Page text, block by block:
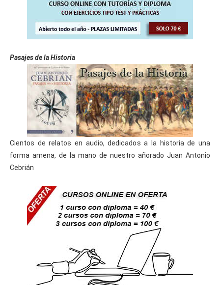
Pasajes de la Historia
Cientos de relatos en audio, dedicados a la historia de una
forma amena, de la mano de nuestro añorado Juan Antonio
Cebrián